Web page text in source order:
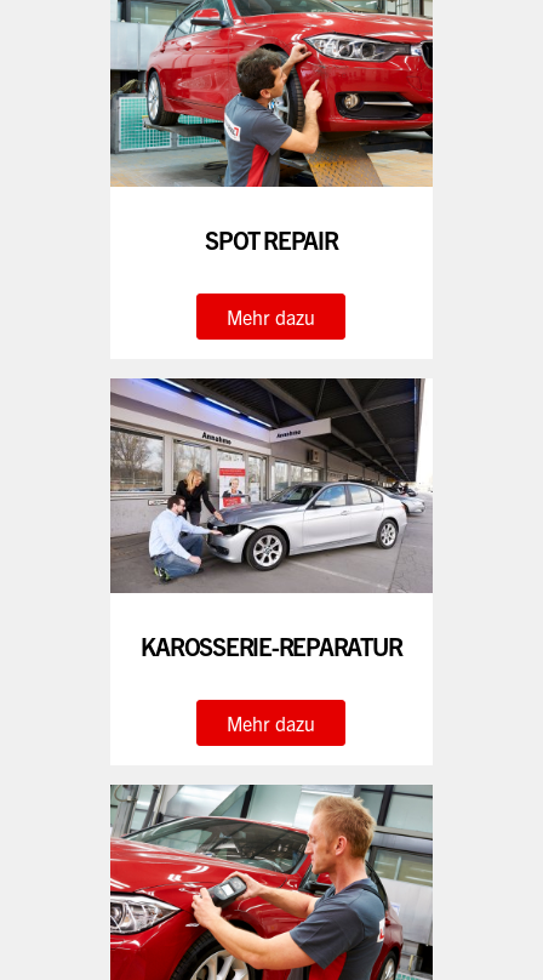
SPOT REPAIR
Mehr dazu
KAROSSERIE-REPARATUR
Mehr dazu